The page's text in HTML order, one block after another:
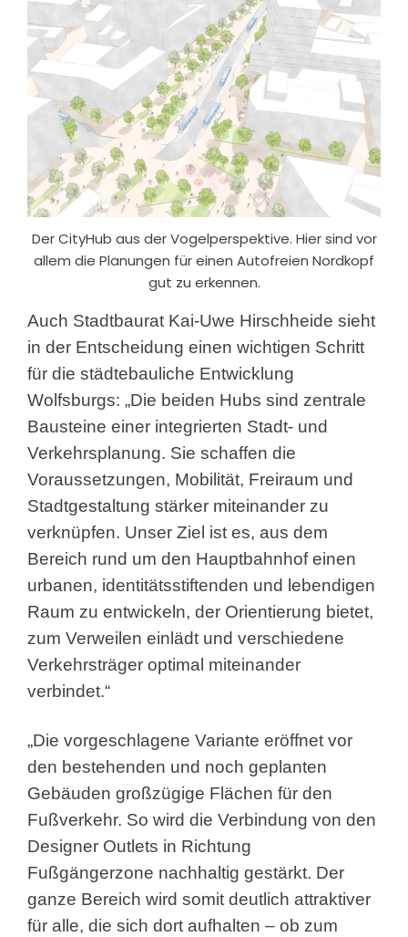
Der CityHub aus der Vogelperspektive. Hier sind vor
allem die Planungen für einen Autofreien Nordkopf
gut zu erkennen.
Auch Stadtbaurat Kai-Uwe Hirschheide sieht
in der Entscheidung einen wichtigen Schritt
für die städtebauliche Entwicklung
Wolfsburgs: „Die beiden Hubs sind zentrale
Bausteine einer integrierten Stadt- und
Verkehrsplanung. Sie schaffen die
Voraussetzungen, Mobilität, Freiraum und
Stadtgestaltung stärker miteinander zu
verknüpfen. Unser Ziel ist es, aus dem
Bereich rund um den Hauptbahnhof einen
urbanen, identitätsstiftenden und lebendigen
Raum zu entwickeln, der Orientierung bietet,
zum Verweilen einlädt und verschiedene
Verkehrsträger optimal miteinander
verbindet.“
„Die vorgeschlagene Variante eröffnet vor
den bestehenden und noch geplanten
Gebäuden großzügige Flächen für den
Fußverkehr. So wird die Verbindung von den
Designer Outlets in Richtung
Fußgängerzone nachhaltig gestärkt. Der
ganze Bereich wird somit deutlich attraktiver
für alle, die sich dort aufhalten – ob zum